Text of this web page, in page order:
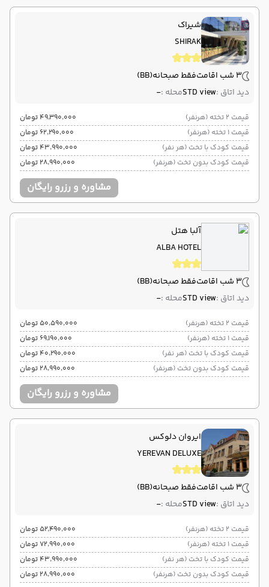
شیراک
SHIRAK
3 شب اقامت فقط صبحانه(BB)
دید اتاق :STD viewمحله :-
قیمت 2 تخته (هرنفر)
۴۹٬۳۹۰٬۰۰۰ تومان
قیمت 1 تخته (هرنفر)
۶۲٬۲۹۰٬۰۰۰ تومان
قیمت کودک با تخت (هر نفر)
۴۳٬۹۹۰٬۰۰۰ تومان
قیمت کودک بدون تخت (هرنفر)
۲۸٬۹۹۰٬۰۰۰ تومان
مشاوره و رزرو رایگان
آلبا هتل
ALBA HOTEL
3 شب اقامت فقط صبحانه(BB)
دید اتاق :STD viewمحله :-
قیمت 2 تخته (هرنفر)
۵۰٬۵۹۰٬۰۰۰ تومان
قیمت 1 تخته (هرنفر)
۶۹٬۱۹۰٬۰۰۰ تومان
قیمت کودک با تخت (هر نفر)
۴۰٬۲۹۰٬۰۰۰ تومان
قیمت کودک بدون تخت (هرنفر)
۲۸٬۹۹۰٬۰۰۰ تومان
مشاوره و رزرو رایگان
ایروان دلوکس
YEREVAN DELUXE
3 شب اقامت فقط صبحانه(BB)
دید اتاق :STD viewمحله :-
قیمت 2 تخته (هرنفر)
۵۲٬۴۹۰٬۰۰۰ تومان
قیمت 1 تخته (هرنفر)
۷۲٬۹۹۰٬۰۰۰ تومان
قیمت کودک با تخت (هر نفر)
۴۳٬۹۹۰٬۰۰۰ تومان
قیمت کودک بدون تخت (هرنفر)
۲۸٬۹۹۰٬۰۰۰ تومان